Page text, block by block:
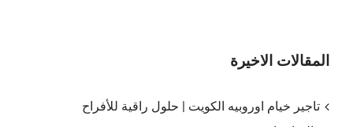
المقالات الاخيرة
تاجير خيام اوروبيه الكويت | حلول راقية للأفراح